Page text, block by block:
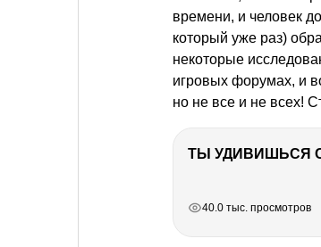
времени, и человек
который уже раз)
некоторые
игровых форумах, и
но не все и не всех!
40.0 тыс. просмотров